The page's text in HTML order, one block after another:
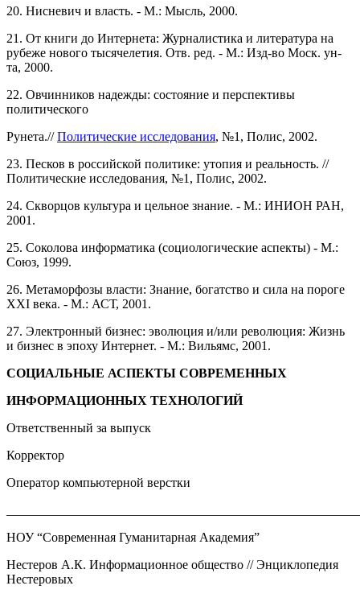
20. Нисневич и власть. - М.: Мысль, 2000.
21. От книги до Интернета: Журналистика и литература на
рубеже нового тысячелетия. Отв. ред. - М.: Изд-во Моск. ун-
та, 2000.
22. Овчинников надежды: состояние и перспективы
политического
Рунета.//Политические исследования, №1, Полис, 2002.
23. Песков в российской политике: утопия и реальность. //
Политические исследования, №1, Полис, 2002.
24. Скворцов культура и цельное знание. - М.: ИНИОН РАН,
2001.
25. Соколова информатика (социологические аспекты) - М.:
Союз, 1999.
26. Метаморфозы власти: Знание, богатство и сила на пороге
XXI века. - М.: АСТ, 2001.
27. Электронный бизнес: эволюция и/или революция: Жизнь
и бизнес в эпоху Интернет. - М.: Вильямс, 2001.
СОЦИАЛЬНЫЕ АСПЕКТЫ СОВРЕМЕННЫХ
ИНФОРМАЦИОННЫХ ТЕХНОЛОГИЙ
Ответственный за выпуск
Корректор
Оператор компьютерной верстки
НОУ “Современная Гуманитарная Академия”
Нестеров А.К. Информационное общество // Энциклопедия
Нестеровых